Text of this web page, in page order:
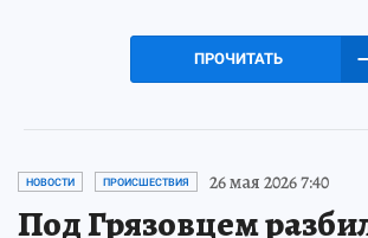
ПРОЧИТАТЬ
НОВОСТИ ПРОИСШЕСТВИЯ 26 мая 2026 7:40
Под Грязовцем